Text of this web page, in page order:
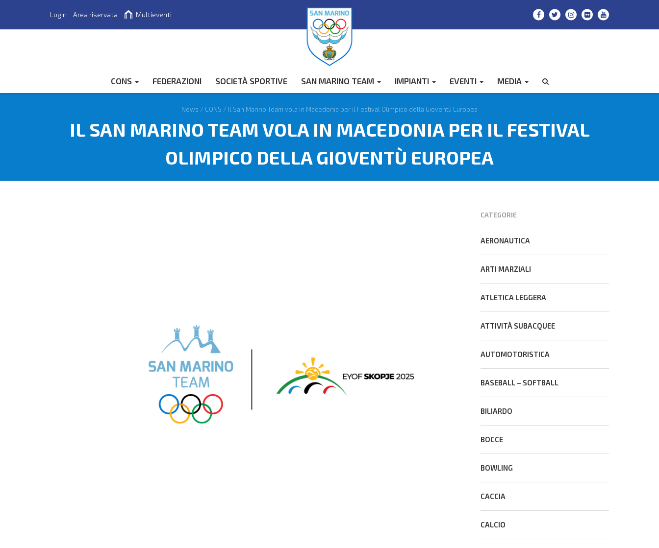
Login Area riservata Multieventi
CONS FEDERAZIONI SOCIETÀ SPORTIVE SAN MARINO TEAM IMPIANTI EVENTI MEDIA
News / CONS / Il San Marino Team vola in Macedonia per il Festival Olimpico della Gioventù Europea
IL SAN MARINO TEAM VOLA IN MACEDONIA PER IL FESTIVAL
OLIMPICO DELLA GIOVENTÙ EUROPEA
CATEGORIE
AERONAUTICA
ARTI MARZIALI
ATLETICA LEGGERA
ATTIVITÀ SUBACQUEE
AUTOMOTORISTICA
BASEBALL – SOFTBALL
BILIARDO
BOCCE
BOWLING
CACCIA
CALCIO